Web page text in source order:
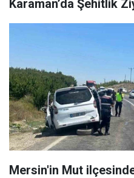
Karaman’da Şehitlik
Mersin'in Mut